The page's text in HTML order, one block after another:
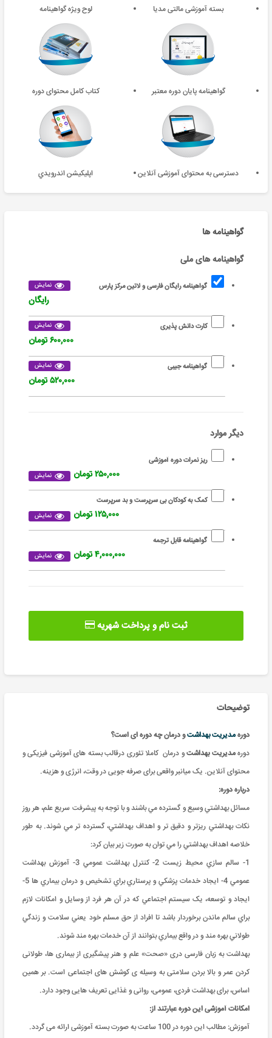
بسته آموزشی مالتی مدیا لوح ویژه گواهینامه
گواهینامه پایان دوره معتبر کتاب کامل محتوای دوره
دسترسی به محتوای آموزشی آنلاین اپليکيشن اندرويدي
گواهینامه ها
گواهینامه های ملی
گواهینامه رایگان فارسی و لاتین مرکز پارس نمایش
رایگان
کارت دانش پذیری نمایش
۶۰۰,۰۰۰ تومان
گواهینامه جیبی نمایش
۵۲۰,۰۰۰ تومان
دیگر موارد
ریز نمرات دوره آموزشی
نمایش ۲۵۰,۰۰۰ تومان
کمک به کودکان بی سرپرست و بد سرپرست
نمایش ۱۲۵,۰۰۰ تومان
گواهینامه قابل ترجمه
نمایش ۴,۰۰۰,۰۰۰ تومان
ثبت نام و پرداخت شهریه
توضیحات
دورهمدیریت بهداشتو درمان چه دوره ای است؟
دورهمدیریت بهداشتو درمان کاملا تئوری درقالب بسته های آموزشی فیزیکی و
محتوای آنلاین. یک میانبر واقعی برای صرفه جویی در وقت، انرژی و هزینه.
درباره دوره:
مسائل بهداشتي وسيع و گسترده مي باشند و با توجه به پيشرفت سريع علم، هر روز
نکات بهداشتي ريزتر و دقيق تر و اهداف بهداشتي، گسترده تر مي شوند. به طور
خلاصه اهداف بهداشتي را مي توان به صورت زير بيان کرد:
1- سالم سازي محيط زيست 2- کنترل بهداشت عمومي 3- آموزش بهداشت
عمومي 4- ايجاد خدمات پزشکي و پرستاري براي تشخيص و درمان بيماري ها 5-
ايجاد و توسعه، يک سيستم اجتماعي که در آن هر فرد از وسايل و امکانات لازم
براي سالم ماندن برخوردار باشد تا افراد از حق مسلم خود يعني سلامت و زندگي
طولاني بهره مند و در واقع بيماري بتوانند از آن خدمات بهره مند شوند.
بهداشت به زبان فارسی دری «صحت» علم و هنر پیشگیری از بیماری ها، طولانی
کردن عمر و بالا بردن سلامتی به‌ وسیله ی کوشش‌ های اجتماعی است. بر همین
اساس، برای بهداشت فردی، عمومی، روانی و غذایی تعریف‌ هایی وجود دارد.
امکانات آموزشی این دوره عبارتند از:
آموزش: مطالب این دوره در 100 ساعت به صورت بسته آموزشی ارائه می گردد.